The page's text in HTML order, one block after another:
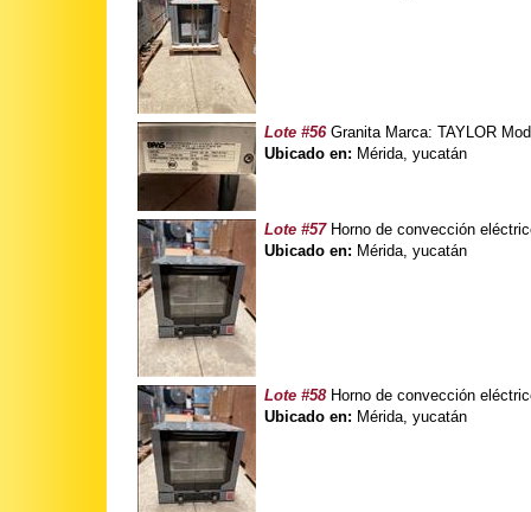
Lote #56Granita Marca: TAYLOR
Ubicado en: Mérida, yucatán
Lote #57Horno de convección
Ubicado en: Mérida, yucatán
Lote #58Horno de convección
Ubicado en: Mérida, yucatán